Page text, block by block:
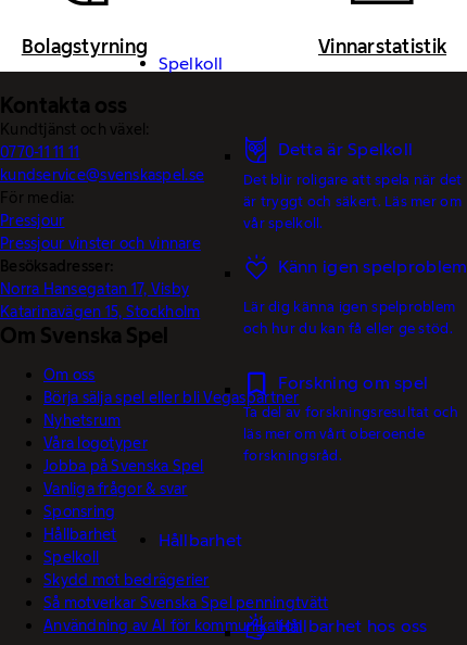
Spelkoll
Detta är Spelkoll
Det blir roligare att spela när det
är tryggt och säkert. Läs mer om
vår spelkoll.
Känn igen spelproblem
Lär dig känna igen spelproblem
och hur du kan få eller ge stöd.
Forskning om spel
Ta del av forskningsresultat och
läs mer om vårt oberoende
forskningsråd.
Hållbarhet
Hållbarhet hos oss
Bolagstyrning Vinnarstatistik
Kontakta oss
Kundtjänst och växel:
0770-11 11 11
kundservice@svenskaspel.se
För media:
Pressjour
Pressjour vinster och vinnare
Besöksadresser:
Norra Hansegatan 17, Visby
Katarinavägen 15, Stockholm
Om Svenska Spel
Om oss
Börja sälja spel eller bli Vegaspartner
Nyhetsrum
Våra logotyper
Jobba på Svenska Spel
Vanliga frågor & svar
Sponsring
Hållbarhet
Spelkoll
Skydd mot bedrägerier
Så motverkar Svenska Spel penningtvätt
Användning av AI för kommunikation